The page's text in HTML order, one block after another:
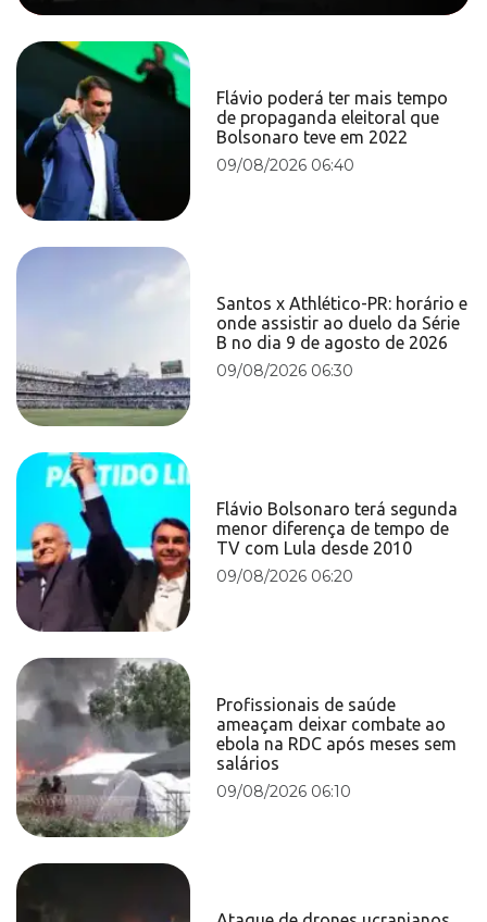
Flávio poderá ter mais tempo
de propaganda eleitoral que
Bolsonaro teve em 2022
09/08/2026 06:40
Santos x Athlético-PR: horário e
onde assistir ao duelo da Série
B no dia 9 de agosto de 2026
09/08/2026 06:30
Flávio Bolsonaro terá segunda
menor diferença de tempo de
TV com Lula desde 2010
09/08/2026 06:20
Profissionais de saúde
ameaçam deixar combate ao
ebola na RDC após meses sem
salários
09/08/2026 06:10